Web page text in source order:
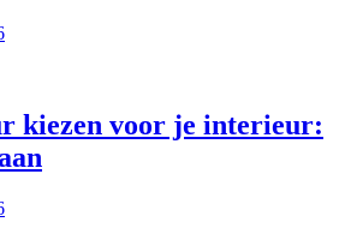
kiezen voor je interieur: